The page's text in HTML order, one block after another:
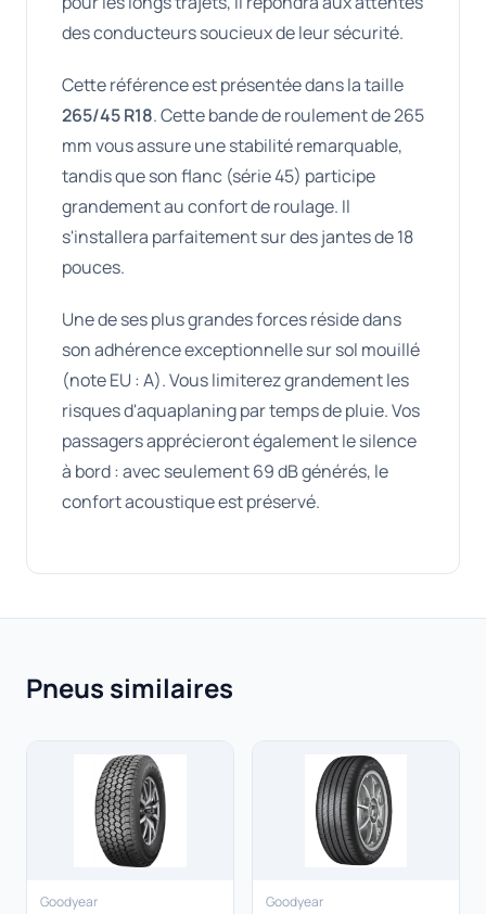
des conducteurs soucieux de leur sécurité.
Cette référence est présentée dans la taille
265/45 R18. Cette bande de roulement de 265
mm vous assure une stabilité remarquable,
tandis que son flanc (série 45) participe
grandement au confort de roulage. Il
s'installera parfaitement sur des jantes de 18
pouces.
Une de ses plus grandes forces réside dans
son adhérence exceptionnelle sur sol mouillé
(note EU : A). Vous limiterez grandement les
risques d'aquaplaning par temps de pluie. Vos
passagers apprécieront également le silence
à bord : avec seulement 69 dB générés, le
confort acoustique est préservé.
Pneus similaires
Goodyear Goodyear